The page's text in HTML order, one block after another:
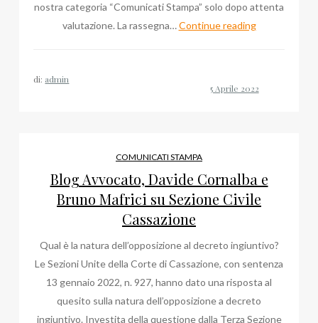
nostra categoria “Comunicati Stampa” solo dopo attenta
valutazione. La rassegna…Continue readingSul
di: admin
COMUNICATI STAMPA
Blog Avvocato, Davide Cornalba e
Bruno Mafrici su Sezione Civile
Cassazione
Qual è la natura dell’opposizione al decreto ingiuntivo?
Le Sezioni Unite della Corte di Cassazione, con sentenza
13 gennaio 2022, n. 927, hanno dato una risposta al
quesito sulla natura dell’opposizione a decreto
ingiuntivo. Investita della questione dalla Terza Sezione